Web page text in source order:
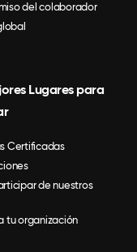
del colaborador
Lugares para
Certificadas
de nuestros
tu organización